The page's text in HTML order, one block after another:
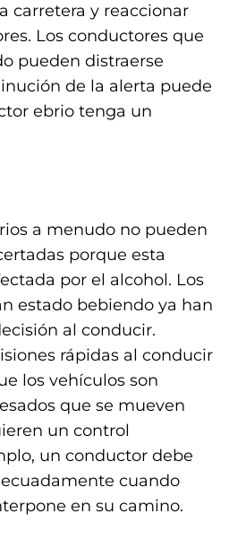
carretera y reaccionar
Los conductores que
pueden distraerse
de la alerta puede
ebrio tenga un
a menudo no pueden
porque esta
por el alcohol. Los
estado bebiendo ya han
al conducir.
rápidas al conducir
los vehículos son
que se mueven
un control
un conductor debe
cuando
en su camino.